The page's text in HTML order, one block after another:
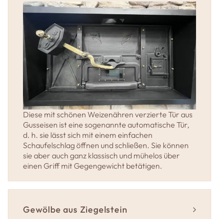
2 Metallportale zum Aufhängen des
Gewölbes.
Das Gewölbe aus Schamotte (oder optional
Ziegelstein) mit einer Dicke von 8 cm.
Die Isolierung des Gewölbes mit 3 Schichten
Hochtemperatur-Mineralfaser.
Der Boden aus 33*33 cm großen, 6 cm dicken
feuerfesten Ziegeln.
Die Isolierung des Bodens aus Vermiculit und
Steinwollplatten (8 cm + 2 cm).
Ein seitlicher Feuerraum mit einem Fuchs
1 Rohranschlusskasten über dem Feuerraum
mit einem Anschlussstück.
2 Rohranschlusskasten an der Rückseite des
und 1 x 20 kg schweren Stahlwand, der in
Diese mit schönen Weizenähren verzierte Tür aus
Gusseisen ist eine sogenannte automatische Tür,
d. h. sie lässt sich mit einem einfachen
Schaufelschlag öffnen und schließen. Sie können
sie aber auch ganz klassisch und mühelos über
einen Griff mit Gegengewicht betätigen.
Gewölbe aus Ziegelstein